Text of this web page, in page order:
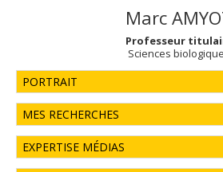
Marc
Professeur
Sciences
PORTRAIT
MES RECHERCHES
EXPERTISE MÉDIAS